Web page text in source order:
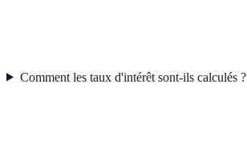
Comment les taux d'intérêt sont-ils calculés ?